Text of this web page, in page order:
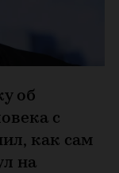
об
с
как сам
на